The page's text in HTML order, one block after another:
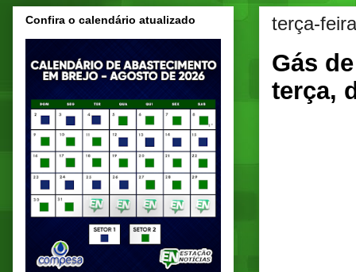
terça-
Gás
terça,
Confira o calendário atualizado